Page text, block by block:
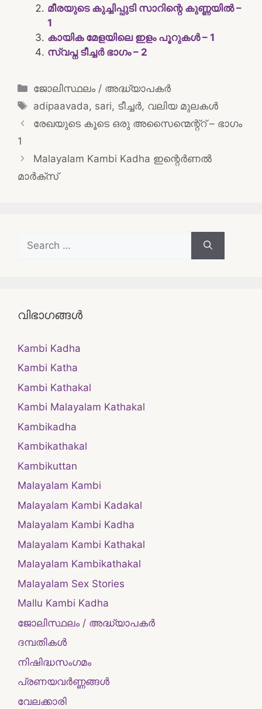
മീരയുടെ കുച്ചിപ്പുടി സാറിന്റെ കുണ്ണയിൽ –
1
കായിക മേളയിലെ ഇളം പൂറുകൾ – 1
സ്വപ്ന ടീച്ചർ ഭാഗം – 2
Categories
ജോലിസ്ഥലം / അദ്ധ്യാപകർ
Tags
adipaavada, sari, ടീച്ചർ, വലിയ മുലകൾ
Post
navigation
രേഖയുടെ കൂടെ ഒരു അസൈന്മെന്റ്റ് – ഭാഗം
1
Malayalam Kambi Kadha ഇന്റെർണൽ
മാർക്സ്
for:
വിഭാഗങ്ങൾ
Kambi Kadha
Kambi Katha
Kambi Kathakal
Kambi Malayalam Kathakal
Kambikadha
Kambikathakal
Kambikuttan
Malayalam Kambi
Malayalam Kambi Kadakal
Malayalam Kambi Kadha
Malayalam Kambi Kathakal
Malayalam Kambikathakal
Malayalam Sex Stories
Mallu Kambi Kadha
ജോലിസ്ഥലം / അദ്ധ്യാപകർ
ദമ്പതികള്‍
നിഷിദ്ധസംഗമം
പ്രണയവർണ്ണങ്ങൾ
വേലക്കാരി